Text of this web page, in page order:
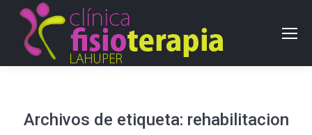
Archivos de etiqueta: rehabilitacion